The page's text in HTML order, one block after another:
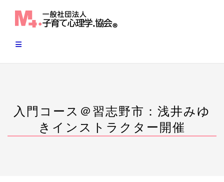
入門コース＠習志野市：浅井みゆ
きインストラクター開催